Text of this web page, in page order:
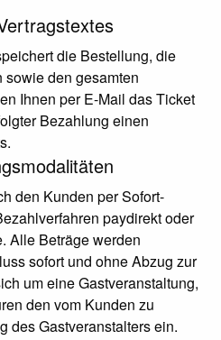
die Bestellung, die
den gesamten
Ihnen per E-Mail das Ticket
Bezahlung einen
den Kunden per Sofort-
paydirekt oder
Alle Beträge werden
sofort und ohne Abzug zur
um eine Gastveranstaltung,
den vom Kunden zu
des Gastveranstalters ein.